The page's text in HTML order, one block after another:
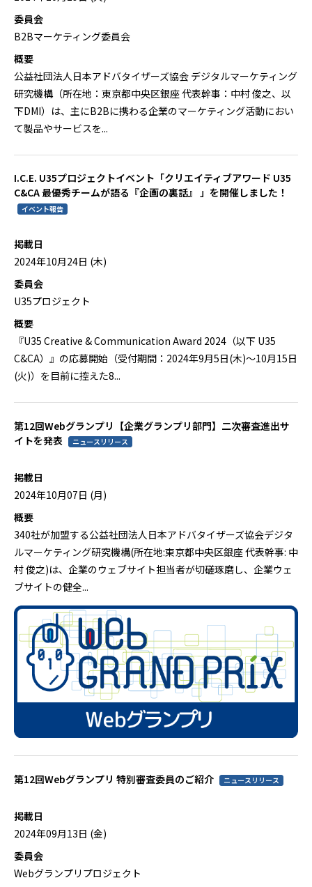
委員会
B2Bマーケティング委員会
概要
公益社団法人日本アドバタイザーズ協会 デジタルマーケティング
研究機構（所在地：東京都中央区銀座 代表幹事：中村 俊之、以
下DMI）は、主にB2Bに携わる企業のマーケティング活動におい
て製品やサービスを...
I.C.E. U35プロジェクトイベント「クリエイティブアワード U35
C&CA 最優秀チームが語る『企画の裏話』 」を開催しました！
イベント報告
掲載日
2024年10月24日 (木)
委員会
U35プロジェクト
概要
『U35 Creative & Communication Award 2024（以下 U35
C&CA）』の応募開始（受付期間：2024年9月5日(木)〜10月15日
(火)）を目前に控えた8...
第12回Webグランプリ【企業グランプリ部門】二次審査進出サ
イトを発表
ニュースリリース
掲載日
2024年10月07日 (月)
概要
340社が加盟する公益社団法人日本アドバタイザーズ協会デジタ
ルマーケティング研究機構(所在地:東京都中央区銀座 代表幹事: 中
村 俊之)は、企業のウェブサイト担当者が切磋琢磨し、企業ウェ
ブサイトの健全...
第12回Webグランプリ 特別審査委員のご紹介 ニュースリリース
掲載日
2024年09月13日 (金)
委員会
Webグランプリプロジェクト